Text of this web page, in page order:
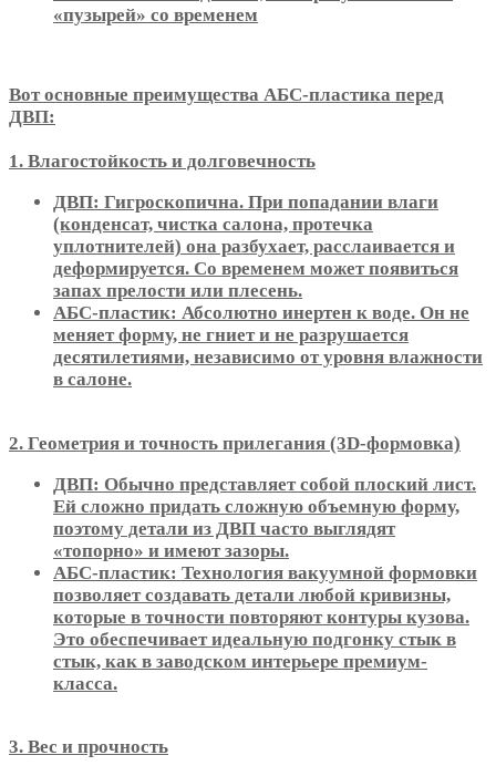
«пузырей» со временем
Вот основные преимущества АБС-пластика перед
ДВП:
1. Влагостойкость и долговечность
ДВП: Гигроскопична. При попадании влаги
(конденсат, чистка салона, протечка
уплотнителей) она разбухает, расслаивается и
деформируется. Со временем может появиться
запах прелости или плесень.
АБС-пластик: Абсолютно инертен к воде. Он не
меняет форму, не гниет и не разрушается
десятилетиями, независимо от уровня влажности
в салоне.
2. Геометрия и точность прилегания (3D-формовка)
ДВП: Обычно представляет собой плоский лист.
Ей сложно придать сложную объемную форму,
поэтому детали из ДВП часто выглядят
«топорно» и имеют зазоры.
АБС-пластик: Технология вакуумной формовки
позволяет создавать детали любой кривизны,
которые в точности повторяют контуры кузова.
Это обеспечивает идеальную подгонку стык в
стык, как в заводском интерьере премиум-
класса.
3. Вес и прочность